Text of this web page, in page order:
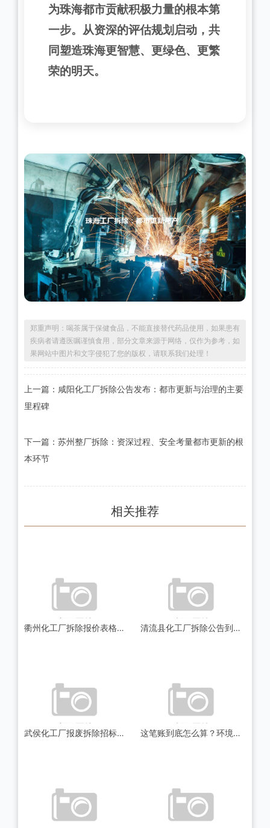
为珠海都市贡献积极力量的根本第
一步。从资深的评估规划启动，共
同塑造珠海更智慧、更绿色、更繁
荣的明天。
郑重声明：喝茶属于保健食品，不能直接替代药品使用，如果患有
疾病者请遵医嘱谨慎食用，部分文章来源于网络，仅作为参考，如
果网站中图片和文字侵犯了您的版权，请联系我们处理！
上一篇：咸阳化工厂拆除公告发布：都市更新与治理的主要
里程碑
下一篇：苏州整厂拆除：资深过程、安全考量都市更新的根
本环节
相关推荐
衢州化工厂拆除报价表格怎么看？我踩过的坑全告诉你 清流县化工厂拆除公告到底说了啥？一文帮你理清楚
武侯化工厂报废拆除招标，这事儿到底值不值得干？ 这笔账到底怎么算？环境与安全的“硬道理”